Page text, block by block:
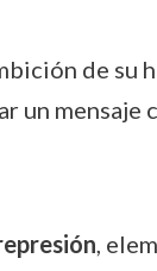
de su
un
,